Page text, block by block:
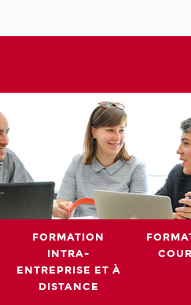
FORMATION
INTRA-
ENTREPRISE ET À
DISTANCE